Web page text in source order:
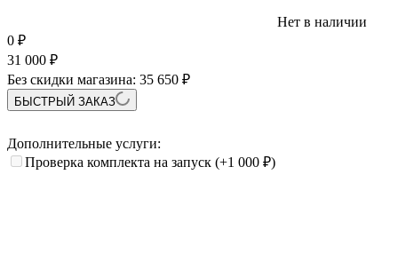
Нет в наличии
0 ₽
31 000 ₽
Без скидки магазина: 35 650 ₽
БЫСТРЫЙ ЗАКАЗ
Дополнительные услуги:
Проверка комплекта на запуск (+1 000 ₽)